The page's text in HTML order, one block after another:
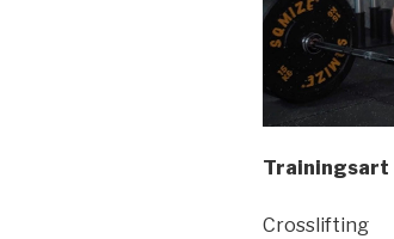
Trainingsart
Crosslifting